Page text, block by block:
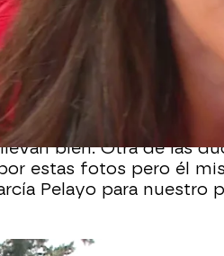
junto a su hijo David en
de varios meses de
Al parecer, esta
que su pequeño viva
la duda sobre la
posaban por separado
bien. Otra de las
estas fotos pero él
Pelayo para nuestro